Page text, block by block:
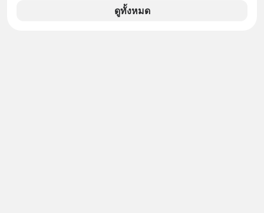
การแอปเท๋ Dinner Talk ในวันนี้โฮสต์
ทั้ง 2 ท่าน แทป-รวิศ หาญอุตสาหะ และ
แรกในประเทศไทย ที่ Central Park
ดูทั้งหมด